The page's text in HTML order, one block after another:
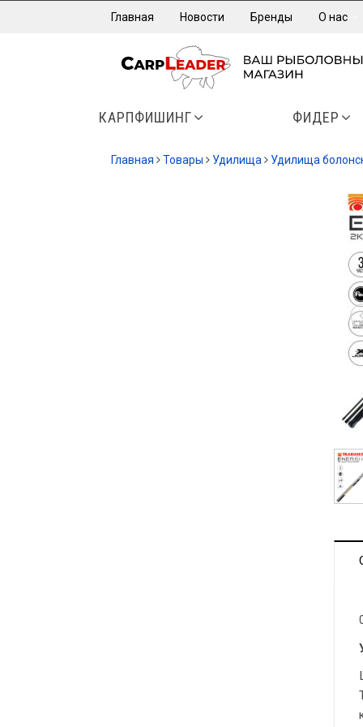
Главная Новости Бренды О нас
КАРПФИШИНГ ФИДЕР
Главная Товары Удилища Удилища